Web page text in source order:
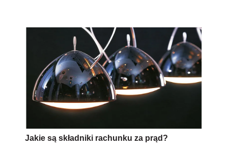
Jakie są składniki rachunku za prąd?